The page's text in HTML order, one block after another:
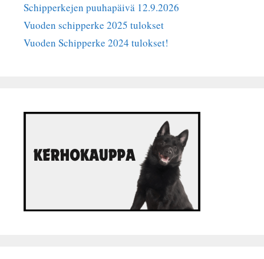
Schipperkejen puuhapäivä 12.9.2026
Vuoden schipperke 2025 tulokset
Vuoden Schipperke 2024 tulokset!